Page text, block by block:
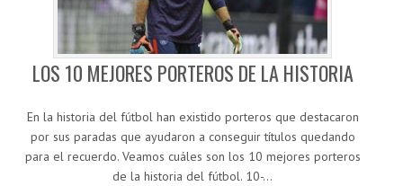
LOS 10 MEJORES PORTEROS DE LA HISTORIA
En la historia del fútbol han existido porteros que destacaron
por sus paradas que ayudaron a conseguir títulos quedando
para el recuerdo. Veamos cuáles son los 10 mejores porteros
de la historia del fútbol. 10-…